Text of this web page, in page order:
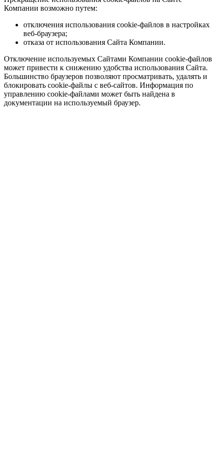
Компании возможно путем:
отключения использования cookie-файлов в настройках
веб-браузера;
отказа от использования Сайта Компании.
Отключение используемых Сайтами Компании cookie-файлов
может привести к снижению удобства использования Сайта.
Большинство браузеров позволяют просматривать, удалять и
блокировать cookie-файлы c веб-сайтов. Информация по
управлению cookie-файлами может быть найдена в
документации на используемый браузер.